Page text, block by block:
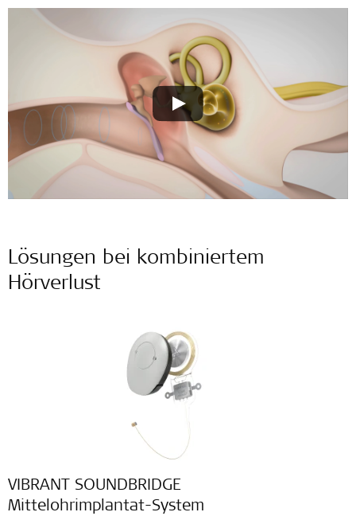
Lösungen bei kombiniertem
Hörverlust
VIBRANT SOUNDBRIDGE
Mittelohrimplantat-System